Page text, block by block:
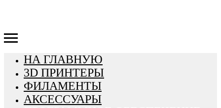
НА ГЛАВНУЮ
3D ПРИНТЕРЫ
ФИЛАМЕНТЫ
АКСЕССУАРЫ